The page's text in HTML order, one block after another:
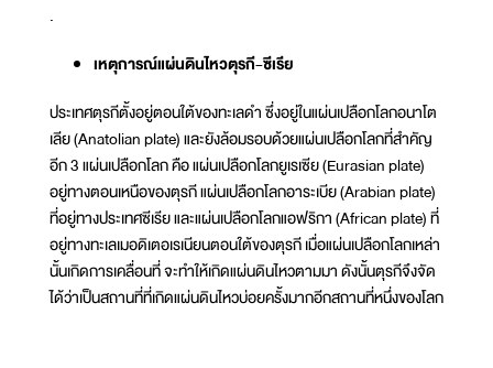
.
เหตุการณ์แผ่นดินไหวตุรกี-ซีเรีย
ประเทศตุรกีตั้งอยู่ตอนใต้ของทะเลดำ ซึ่งอยู่ในแผ่นเปลือกโลกอนาโต
เลีย (Anatolian plate) และยังล้อมรอบด้วยแผ่นเปลือกโลกที่สำคัญ
อีก 3 แผ่นเปลือกโลก คือ แผ่นเปลือกโลกยูเรเซีย (Eurasian plate)
อยู่ทางตอนเหนือของตุรกี แผ่นเปลือกโลกอาระเบีย (Arabian plate)
ที่อยู่ทางประเทศซีเรีย และแผ่นเปลือกโลกแอฟริกา (African plate) ที่
อยู่ทางทะเลเมอดิเตอเรเนียนตอนใต้ของตุรกี เมื่อแผ่นเปลือกโลกเหล่า
นั้นเกิดการเคลื่อนที่ จะทำให้เกิดแผ่นดินไหวตามมา ดังนั้นตุรกีจึงจัด
ได้ว่าเป็นสถานที่ที่เกิดแผ่นดินไหวบ่อยครั้งมากอีกสถานที่หนึ่งของโลก